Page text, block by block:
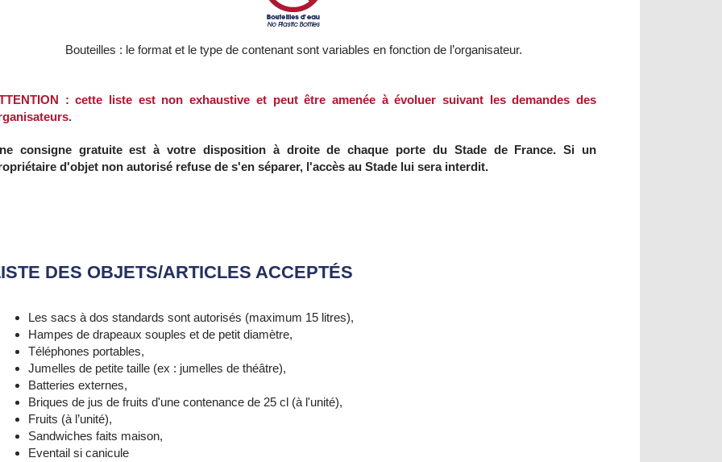
Bouteilles : le format et le type de contenant sont variables en fonction de l’organisateur.
: cette liste est non exhaustive et peut être amenée à évoluer suivant les demandes des
consigne gratuite est à votre disposition à droite de chaque porte du Stade de France. Si un
d'objet non autorisé refuse de s'en séparer, l'accès au Stade lui sera interdit.
DES OBJETS/ARTICLES ACCEPTÉS
Les sacs à dos standards sont autorisés (maximum 15 litres),
Hampes de drapeaux souples et de petit diamètre,
Téléphones portables,
Jumelles de petite taille (ex : jumelles de théâtre),
Batteries externes,
Briques de jus de fruits d'une contenance de 25 cl (à l'unité),
Fruits (à l’unité),
Sandwiches faits maison,
Eventail si canicule